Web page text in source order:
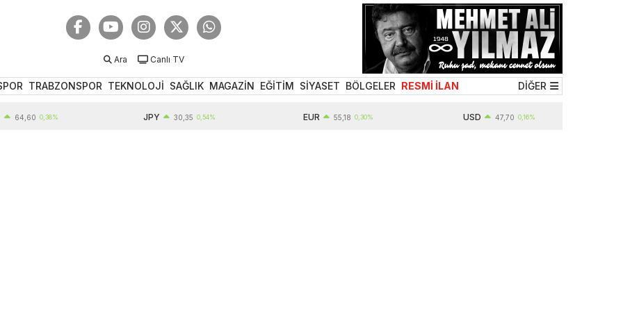
Ara Canlı TV
TRABZONSPOR TEKNOLOJİ SAĞLIK MAGAZİN EĞİTİM SİYASET BÖLGELER RESMİ İLAN DİĞER
0,38% 30,35 0,54% 55,18 0,30% 47,70 0,16%